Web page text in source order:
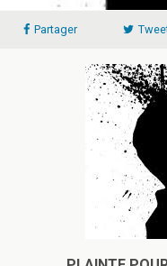
Partager